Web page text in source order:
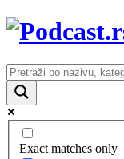
Exact matches only